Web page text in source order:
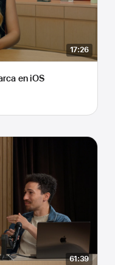
17:26
en iOS
61:39